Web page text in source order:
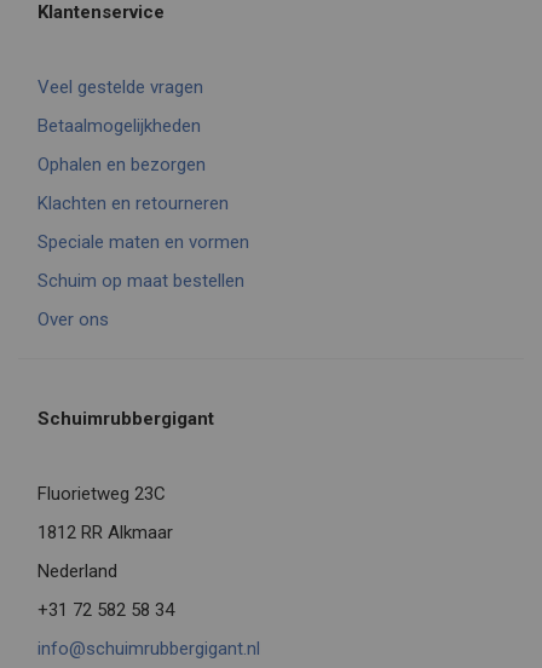
Klantenservice
Veel gestelde vragen
Betaalmogelijkheden
Ophalen en bezorgen
Klachten en retourneren
Speciale maten en vormen
Schuim op maat bestellen
Over ons
Schuimrubbergigant
Fluorietweg 23C
1812 RR Alkmaar
Nederland
+31 72 582 58 34
info@schuimrubbergigant.nl